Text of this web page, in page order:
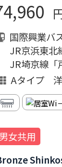
国際興業バ
JR京浜東北
JR埼京線「
Aタイプ
女共用